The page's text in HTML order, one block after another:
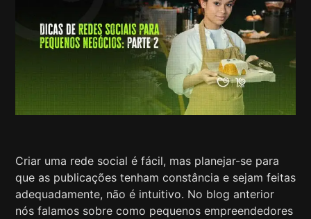
Criar uma rede social é fácil, mas planejar-se para
que as publicações tenham constância e sejam feitas
adequadamente, não é intuitivo. No blog anterior
nós falamos sobre como pequenos empreendedores